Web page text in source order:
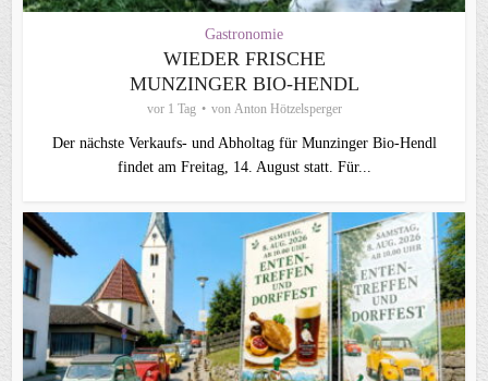
Gastronomie
WIEDER FRISCHE
MUNZINGER BIO-HENDL
vor 1 Tag von Anton Hötzelsperger
Der nächste Verkaufs- und Abholtag für Munzinger Bio-Hendl
findet am Freitag, 14. August statt. Für...